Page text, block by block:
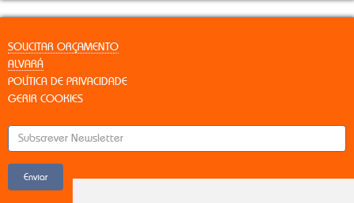
ALVARÁ
POLÍTICA DE PRIVACIDADE
GERIR COOKIES